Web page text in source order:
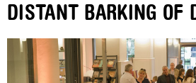
DISTANT BARKING OF